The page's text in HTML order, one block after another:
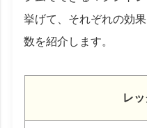
挙げて、それぞれの効
数を紹介します。
レ